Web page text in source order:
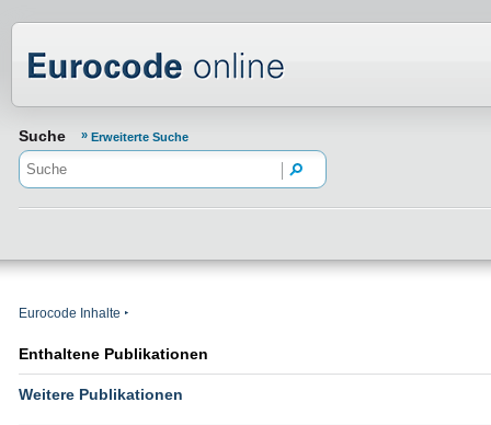
Suche Erweiterte Suche
Eurocode Inhalte
Enthaltene Publikationen
Weitere Publikationen